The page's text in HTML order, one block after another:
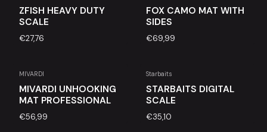
ZFISH HEAVY DUTY
SCALE
€27,76
FOX CAMO MAT WITH
SIDES
€69,99
MIVARDI
MIVARDI UNHOOKING
MAT PROFESSIONAL
€56,99
Starbaits
STARBAITS DIGITAL
SCALE
€35,10